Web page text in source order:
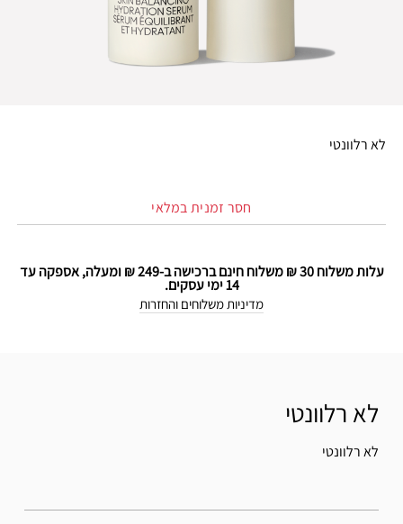
לא רלוונטי
חסר זמנית במלאי
עלות משלוח 30 ₪ משלוח חינם ברכישה ב-249 ₪ ומעלה, אספקה עד
14 ימי עסקים.
מדיניות משלוחים והחזרות
לא רלוונטי
לא רלוונטי